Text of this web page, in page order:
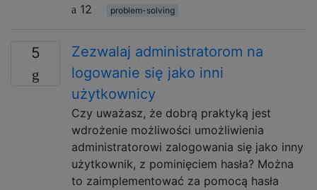
12
problem-solving
5
Zezwalaj administratorom na
logowanie się jako inni
użytkownicy
Czy uważasz, że dobrą praktyką jest
wdrożenie możliwości umożliwienia
administratorowi zalogowania się jako inny
użytkownik, z pominięciem hasła? Można
to zaimplementować za pomocą hasła